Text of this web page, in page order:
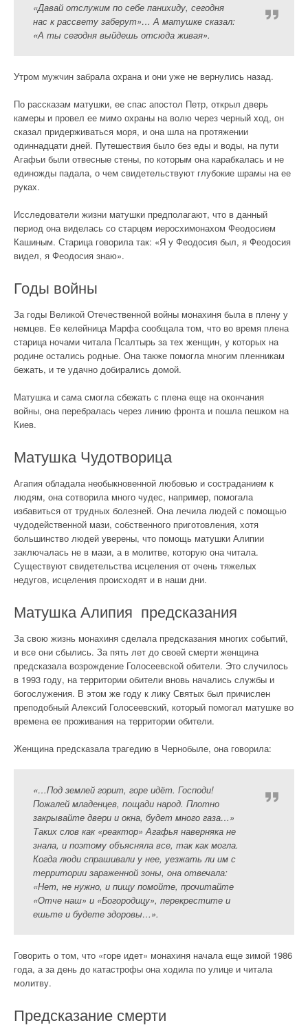
«Давай отслужим по себе панихиду, сегодня
нас к рассвету заберут»… А матушке сказал:
«А ты сегодня выйдешь отсюда живая».
Утром мужчин забрала охрана и они уже не вернулись назад.
По рассказам матушки, ее спас апостол Петр, открыл дверь
камеры и провел ее мимо охраны на волю через черный ход, он
сказал придерживаться моря, и она шла на протяжении
одиннадцати дней. Путешествия было без еды и воды, на пути
Агафьи были отвесные стены, по которым она карабкалась и не
единожды падала, о чем свидетельствуют глубокие шрамы на ее
руках.
Исследователи жизни матушки предполагают, что в данный
период она виделась со старцем иеросхимонахом Феодосием
Кашиным. Старица говорила так: «Я у Феодосия был, я Феодосия
видел, я Феодосия знаю».
Годы войны
За годы Великой Отечественной войны монахиня была в плену у
немцев. Ее келейница Марфа сообщала том, что во время плена
старица ночами читала Псалтырь за тех женщин, у которых на
родине остались родные. Она также помогла многим пленникам
бежать, и те удачно добирались домой.
Матушка и сама смогла сбежать с плена еще на окончания
войны, она перебралась через линию фронта и пошла пешком на
Киев.
Матушка Чудотворица
Агапия обладала необыкновенной любовью и состраданием к
людям, она сотворила много чудес, например, помогала
избавиться от трудных болезней. Она лечила людей с помощью
чудодейственной мази, собственного приготовления, хотя
большинство людей уверены, что помощь матушки Алипии
заключалась не в мази, а в молитве, которую она читала.
Существуют свидетельства исцеления от очень тяжелых
недугов, исцеления происходят и в наши дни.
Матушка Алипия предсказания
За свою жизнь монахиня сделала предсказания многих событий,
и все они сбылись. За пять лет до своей смерти женщина
предсказала возрождение Голосеевской обители. Это случилось
в 1993 году, на территории обители вновь начались службы и
богослужения. В этом же году к лику Святых был причислен
преподобный Алексий Голосеевский, который помогал матушке во
времена ее проживания на территории обители.
Женщина предсказала трагедию в Чернобыле, она говорила:
«…Под землей горит, горе идёт. Господи!
Пожалей младенцев, пощади народ. Плотно
закрывайте двери и окна, будет много газа…»
Таких слов как «реактор» Агафья наверняка не
знала, и поэтому объясняла все, так как могла.
Когда люди спрашивали у нее, уезжать ли им с
территории зараженной зоны, она отвечала:
«Нет, не нужно, и пищу помойте, прочитайте
«Отче наш» и «Богородицу», перекрестите и
ешьте и будете здоровы…».
Говорить о том, что «горе идет» монахиня начала еще зимой 1986
года, а за день до катастрофы она ходила по улице и читала
молитву.
Предсказание смерти